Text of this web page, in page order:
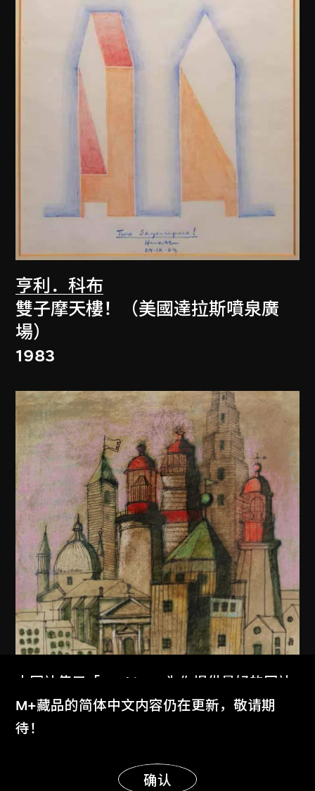
亨利．科布
雙子摩天樓！（美國達拉斯噴泉廣
場）
1983
本网站使用「Cookies」为你提供最好的网站
体验。
了解更多
明白
M+藏品的简体中文内容仍在更新，敬请期
待！
确认
显示更多